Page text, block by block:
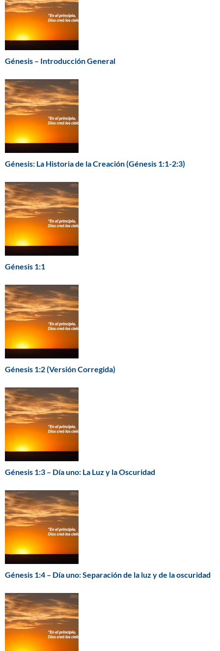
Génesis – Introducción General
Génesis: La Historia de la Creación (Génesis 1:1-2:3)
Génesis 1:1
Génesis 1:2 (Versión Corregida)
Génesis 1:3 – Día uno: La Luz y la Oscuridad
Génesis 1:4 – Día uno: Separación de la luz y de la oscuridad